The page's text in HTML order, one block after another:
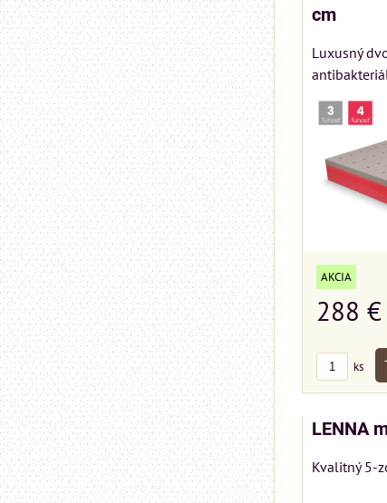
cm
Luxusný
AKCIA
288 €
ks
LENNA
Kvalitný 5-